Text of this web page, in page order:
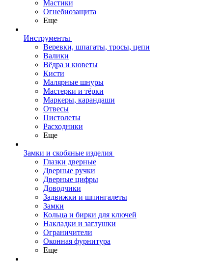
Мастики
Огнебиозащита
Еще
Инструменты
Веревки, шпагаты, тросы, цепи
Валики
Вёдра и кюветы
Кисти
Малярные шнуры
Мастерки и тёрки
Маркеры, карандаши
Отвесы
Пистолеты
Расходники
Еще
Замки и скобяные изделия
Глазки дверные
Дверные ручки
Дверные цифры
Доводчики
Задвижки и шпингалеты
Замки
Кольца и бирки для ключей
Накладки и заглушки
Ограничители
Оконная фурнитура
Еще